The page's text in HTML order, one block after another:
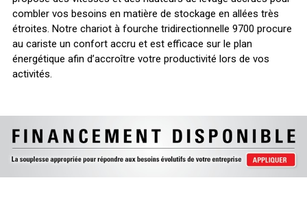
combler vos besoins en matière de stockage en allées très
étroites. Notre chariot à fourche tridirectionnelle 9700 procure
au cariste un confort accru et est efficace sur le plan
énergétique afin d’accroître votre productivité lors de vos
activités.